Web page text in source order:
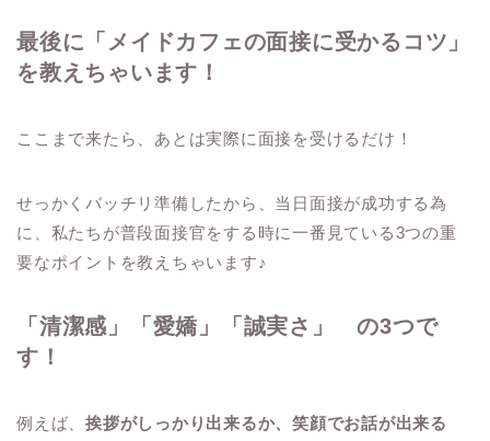
最後に「メイドカフェの面接に受かるコツ」
を教えちゃいます！
ここまで来たら、あとは実際に面接を受けるだけ！
せっかくバッチリ準備したから、当日面接が成功する為
に、私たちが普段面接官をする時に一番見ている3つの重
要なポイントを教えちゃいます♪
「清潔感」「愛嬌」「誠実さ」 の3つで
す！
例えば、挨拶がしっかり出来るか、笑顔でお話が出来る